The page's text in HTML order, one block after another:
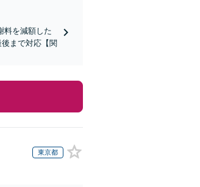
料を減額した
まで対応【関
東京都